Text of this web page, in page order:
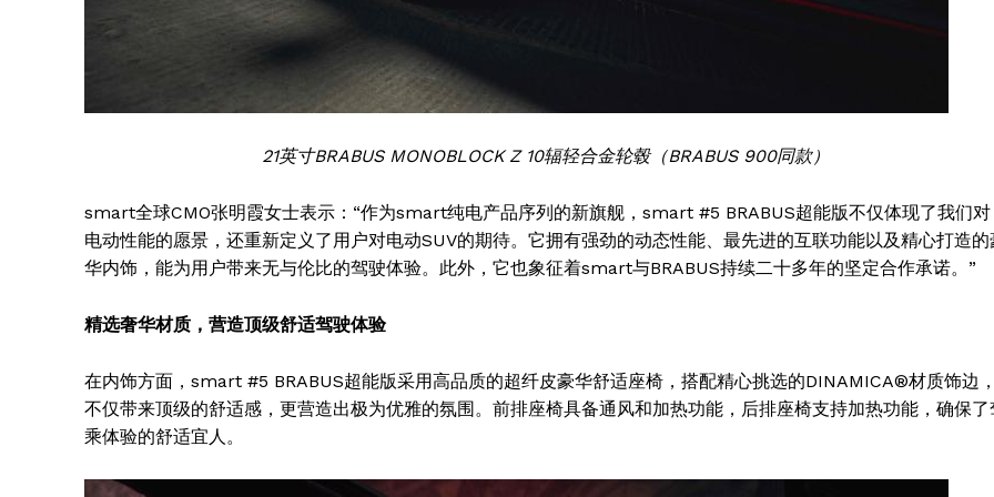
21英寸BRABUS MONOBLOCK Z 10辐轻合金轮毂（BRABUS 900同款）
smart全球CMO张明霞女士表示：“作为smart纯电产品序列的新旗舰，smart #5 BRABUS超能版不仅体现了我们对
电动性能的愿景，还重新定义了用户对电动SUV的期待。它拥有强劲的动态性能、最先进的互联功能以及精心打造的
华内饰，能为用户带来无与伦比的驾驶体验。此外，它也象征着smart与BRABUS持续二十多年的坚定合作承诺。”
精选奢华材质，营造顶级舒适驾驶体验
在内饰方面，smart #5 BRABUS超能版采用高品质的超纤皮豪华舒适座椅，搭配精心挑选的DINAMICA®材质饰边，
不仅带来顶级的舒适感，更营造出极为优雅的氛围。前排座椅具备通风和加热功能，后排座椅支持加热功能，确保了
乘体验的舒适宜人。